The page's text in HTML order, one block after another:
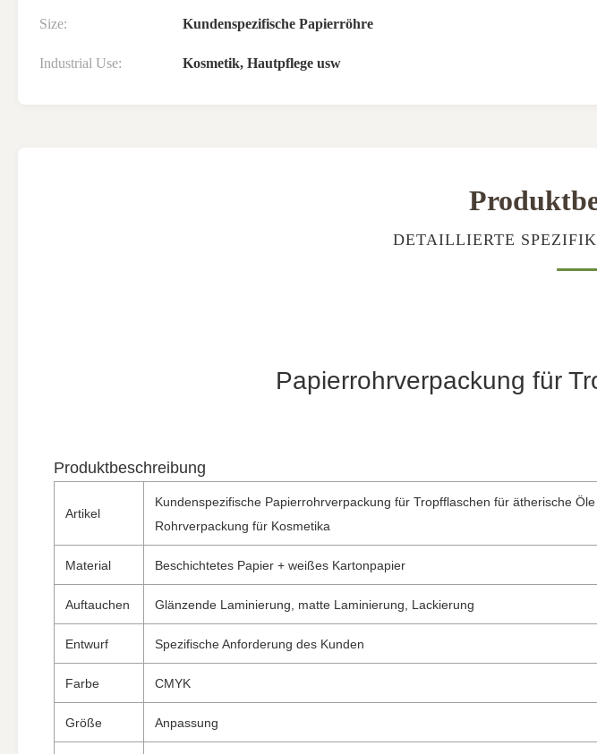
Size: Kundenspezifische Papierröhre
Industrial Use: Kosmetik, Hautpflege usw
DETAILLIERTE
Papierrohrverpackung für
Produktbeschreibung
Artikel
Kundenspezifische Papierrohrverpackung für Tropfflaschen für ätherische Öle
Rohrverpackung für Kosmetika
Material Beschichtetes Papier + weißes Kartonpapier
Auftauchen Glänzende Laminierung, matte Laminierung, Lackierung
Entwurf Spezifische Anforderung des Kunden
Farbe CMYK
Größe Anpassung